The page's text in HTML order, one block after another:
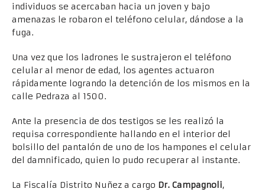
individuos se acercaban hacia un joven y bajo
amenazas le robaron el teléfono celular, dándose a la
fuga.
Una vez que los ladrones le sustrajeron el teléfono
celular al menor de edad, los agentes actuaron
rápidamente logrando la detención de los mismos en la
calle Pedraza al 1500.
Ante la presencia de dos testigos se les realizó la
requisa correspondiente hallando en el interior del
bolsillo del pantalón de uno de los hampones el celular
del damnificado, quien lo pudo recuperar al instante.
La Fiscalía Distrito Nuñez a cargo Dr. Campagnoli,